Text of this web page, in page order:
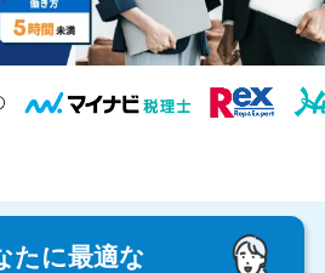
たに最適な